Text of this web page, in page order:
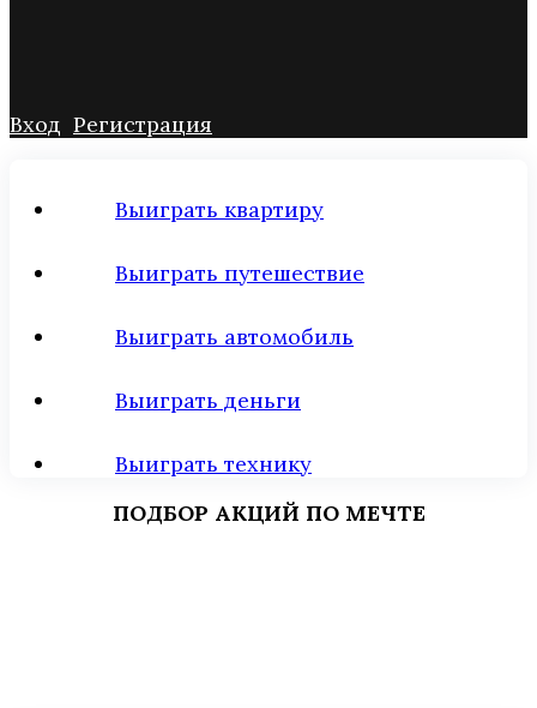
Вход Регистрация
Выиграть квартиру
Выиграть путешествие
Выиграть автомобиль
Выиграть деньги
Выиграть технику
ПОДБОР АКЦИЙ ПО МЕЧТЕ